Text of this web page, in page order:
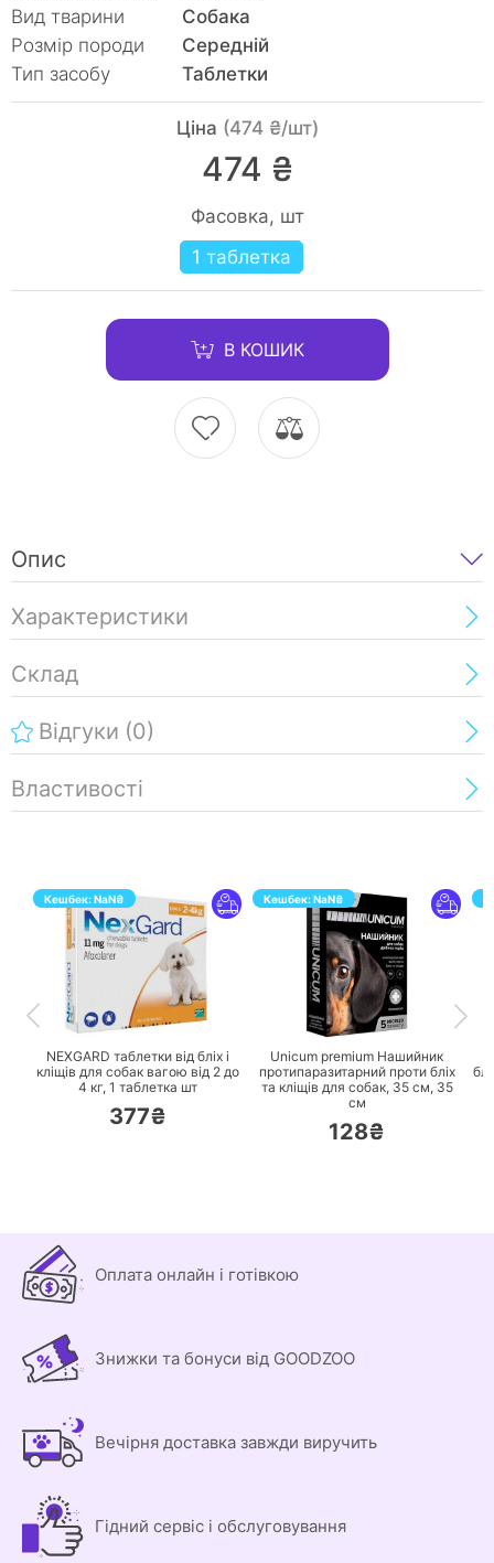
Вид тварини
Собака
Розмір породи
Середній
Тип засобу
Таблетки
Ціна (474 ₴/шт)
474 ₴
Фасовка, шт
1 таблетка
В КОШИК
Опис
Характеристики
Склад
Відгуки (0)
Властивості
Кешбек:NaN₴
ПЕРЕЙТИ
NEXGARD таблетки від бліх і
кліщів для собак вагою від 2 до
4 кг, 1 таблетка шт
377₴
Кешбек:NaN₴
ПЕРЕЙТИ
Unicum premium Нашийник
протипаразитарний проти бліх
та кліщів для собак, 35 см, 35
см
128₴
Оплата онлайн і готівкою
Знижки та бонуси від GOODZOO
Вечірня доставка завжди виручить
Гідний сервіс і обслуговування